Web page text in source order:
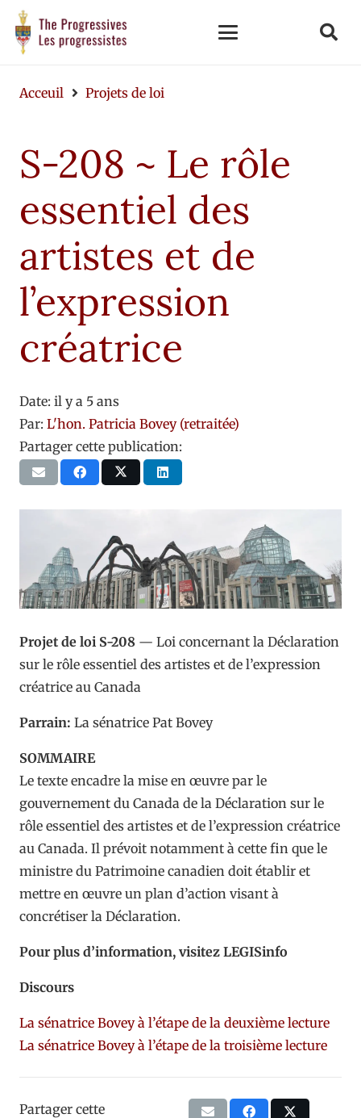
Acceuil Projets de loi
S-208 ~ Le rôle
essentiel des
artistes et de
l’expression
créatrice
Date: il y a 5 ans
Par: L'hon. Patricia Bovey (retraitée)
Partager cette publication:
Projet de loi S-208 — Loi concernant la Déclaration
sur le rôle essentiel des artistes et de l’expression
créatrice au Canada
Parrain: La sénatrice Pat Bovey
SOMMAIRE
Le texte encadre la mise en œuvre par le
gouvernement du Canada de la Déclaration sur le
rôle essentiel des artistes et de l’expression créatrice
au Canada. Il prévoit notamment à cette fin que le
ministre du Patrimoine canadien doit établir et
mettre en œuvre un plan d’action visant à
concrétiser la Déclaration.
Pour plus d’information, visitez LEGISinfo
Discours
La sénatrice Bovey à l’étape de la deuxième lecture
La sénatrice Bovey à l’étape de la troisième lecture
Partager cette